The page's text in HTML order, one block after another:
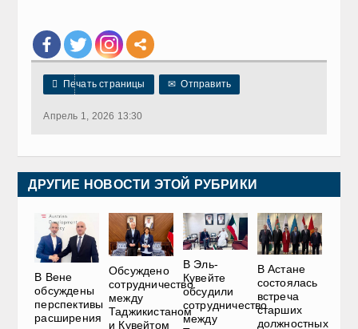
 Печать страницы ✉ Отправить
Апрель 1, 2026 13:30
ДРУГИЕ НОВОСТИ ЭТОЙ РУБРИКИ
В Вене
обсуждены
перспективы
расширения
Обсуждено
сотрудничество
между
Таджикистаном
и Кувейтом
В Эль-
Кувейте
обсудили
сотрудничество
между
В Астане
состоялась
встреча
старших
должностных